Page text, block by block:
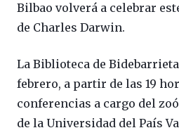
Bilbao volverá a celebrar
de Charles Darwin.
La Biblioteca de Bidebarrieta
febrero, a partir de las 19
conferencias a cargo del
de la Universidad del País